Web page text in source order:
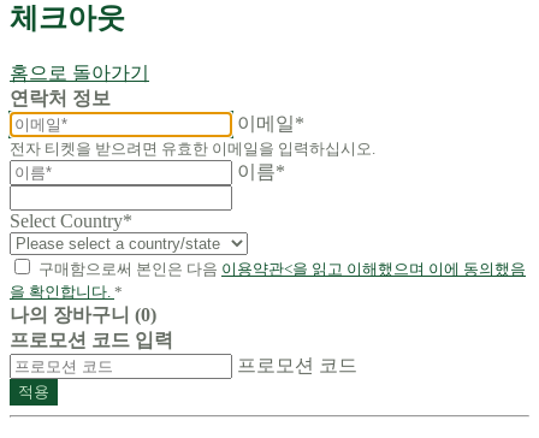
체크아웃
홈으로 돌아가기
연락처 정보
이메일*
전자 티켓을 받으려면 유효한 이메일을 입력하십시오.
이름*
Select Country*
구매함으로써 본인은 다음 이용약관<을 읽고 이해했으며 이에 동의했음
을 확인합니다. *
나의 장바구니 (0)
프로모션 코드 입력
프로모션 코드
적용